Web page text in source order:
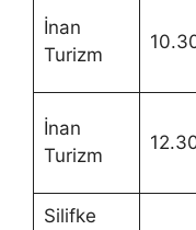
İnan
Turizm
İnan
Turizm
Silifke